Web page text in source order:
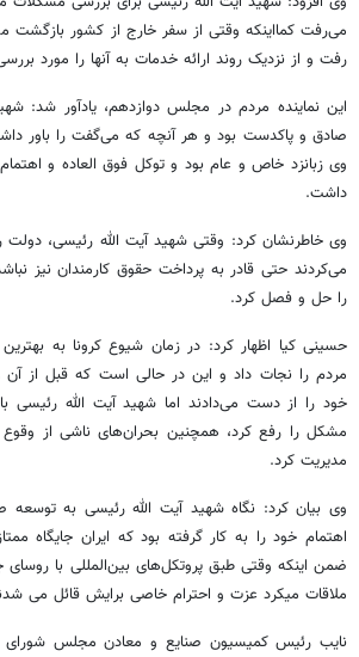
می‌رفت کمااینکه وقتی از سفر خارج از کشور بازگشت
رفت و از نزدیک روند ارائه خدمات به آنها را مورد
این نماینده مردم در مجلس دوازدهم، یادآور شد:
صادق و پاکدست بود و هر آنچه که می‌گفت را باور
وی زبانزد خاص و عام بود و توکل فوق العاده‌ و
داشت.
وی خاطرنشان کرد: وقتی شهید آیت الله رئیسی،
می‌کردند حتی قادر به پرداخت حقوق کارمندان نیز
را حل و فصل کرد.
حسینی کیا اظهار کرد: در زمان شیوع کرونا به
خود را از دست می‌دادند اما شهید آیت الله رئیسی
مشکل را رفع کرد، همچنین بحران‌های ناشی از
مدیریت کرد.
وی بیان کرد: نگاه شهید آیت الله رئیسی به توسعه
اهتمام خود را به کار گرفته بود که ایران جایگاه
ضمن اینکه وقتی طبق پروتکل‌های بین‌المللی با
ملاقات میکرد عزت و احترام خاصی برایش قائل می
نایب رئیس کمیسیون صنایع و معادن مجلس شورای